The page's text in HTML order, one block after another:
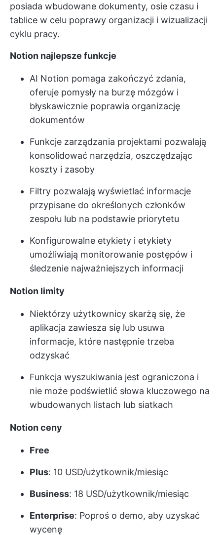
posiada wbudowane dokumenty, osie czasu i
tablice w celu poprawy organizacji i wizualizacji
cyklu pracy.
Notion najlepsze funkcje
AI Notion pomaga zakończyć zdania,
oferuje pomysły na burzę mózgów i
błyskawicznie poprawia organizację
dokumentów
Funkcje zarządzania projektami pozwalają
konsolidować narzędzia, oszczędzając
koszty i zasoby
Filtry pozwalają wyświetlać informacje
przypisane do określonych członków
zespołu lub na podstawie priorytetu
Konfigurowalne etykiety i etykiety
umożliwiają monitorowanie postępów i
śledzenie najważniejszych informacji
Notion limity
Niektórzy użytkownicy skarżą się, że
aplikacja zawiesza się lub usuwa
informacje, które następnie trzeba
odzyskać
Funkcja wyszukiwania jest ograniczona i
nie może podświetlić słowa kluczowego na
wbudowanych listach lub siatkach
Notion ceny
Free
Plus: 10 USD/użytkownik/miesiąc
Business: 18 USD/użytkownik/miesiąc
Enterprise: Poproś o demo, aby uzyskać
wycenę